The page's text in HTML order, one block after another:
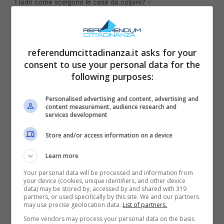
I ladri come scelgono le case da colpire? –
Case in cui c’è un minor rischio di
rimanere intrappolati, come abitazioni
non molto occupate. L’assenza
referendumcittadinanza.it asks for your
consent to use your personal data for the
following purposes:
Personalised advertising and content, advertising and
content measurement, audience research and
services development
Store and/or access information on a device
Learn more
Your personal data will be processed and information from
your device (cookies, unique identifiers, and other device
data) may be stored by, accessed by and shared with 319
partners, or used specifically by this site. We and our partners
may use precise geolocation data. List of partners.
Some vendors may process your personal data on the basis